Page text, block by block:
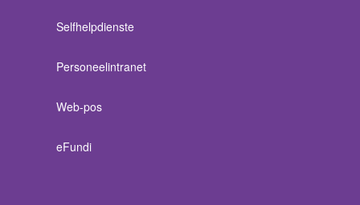
Selfhelpdienste
Personeelintranet
Web-pos
eFundi